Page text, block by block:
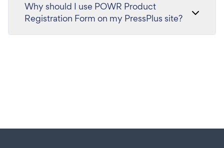
Why should I use POWR Product
Registration Form on my PressPlus site?